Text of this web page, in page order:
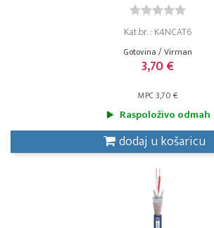
Kat.br. : K4NCAT6
Gotovina / Virman
3,70 €
MPC 3,70 €
Raspoloživo odmah
dodaj u košaricu